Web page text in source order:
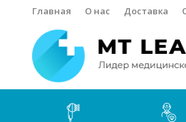
Главная О нас Доставка